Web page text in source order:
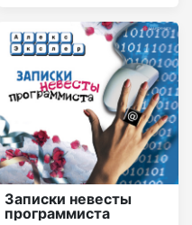
Записки невесты
программиста